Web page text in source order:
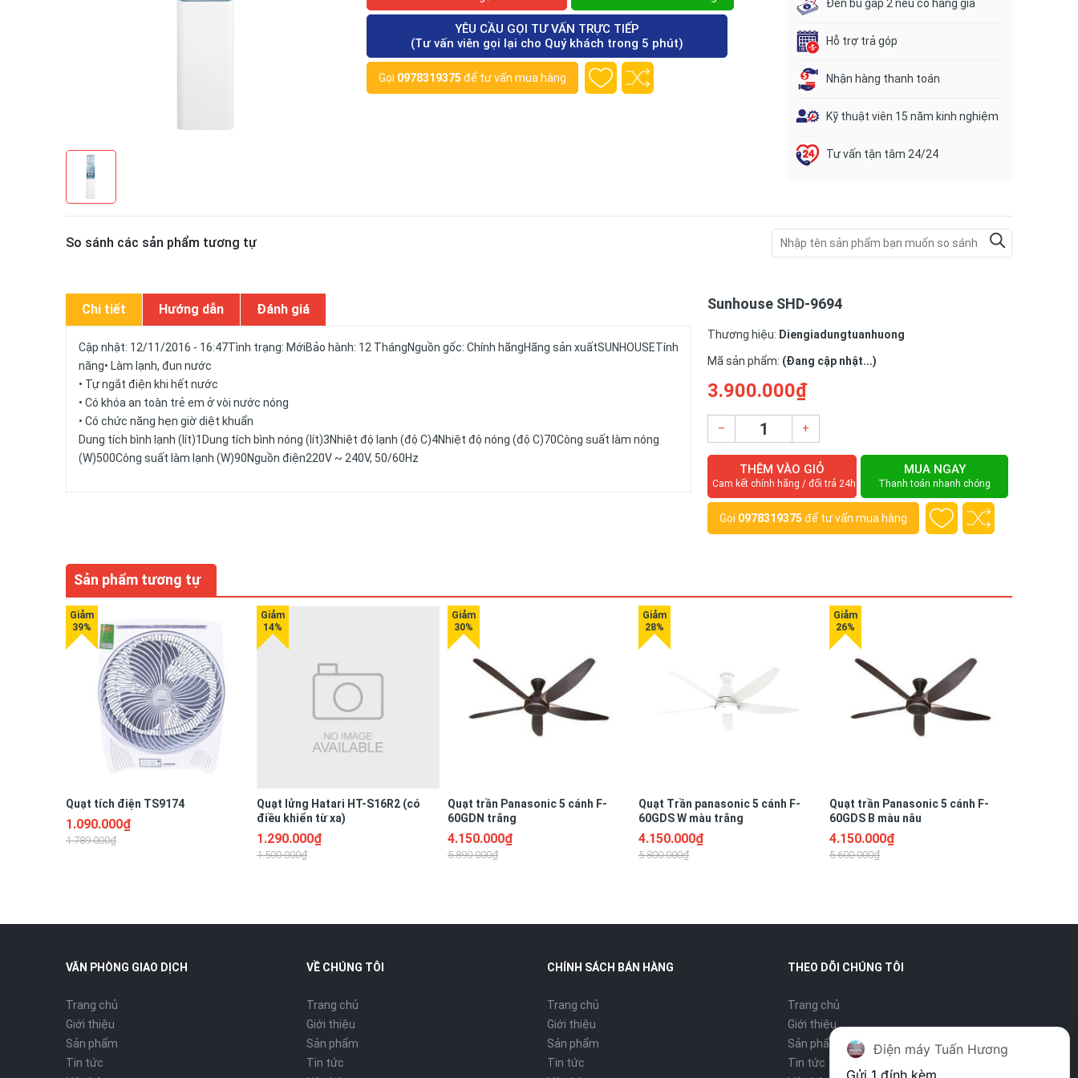
YÊU CẦU GỌI TƯ VẤN TRỰC TIẾP
(Tư vấn viên gọi lại cho Quý khách trong 5 phút)
Gọi 0978319375 để tư vấn mua hàng
Đền bù gấp 2 nếu có hàng giả
Hỗ trợ trả góp
Nhận hàng thanh toán
Kỹ thuật viên 15 năm kinh nghiệm
Tư vấn tận tâm 24/24
So sánh các sản phẩm tương tự
Chi tiết Hướng dẫn Đánh giá
Cập nhật: 12/11/2016 - 16:47Tình trạng: MớiBảo hành: 12 ThángNguồn gốc: Chính hãngHãng sản xuấtSUNHOUSETính
năng• Làm lạnh, đun nước
• Tự ngắt điện khi hết nước
• Có khóa an toàn trẻ em ở vòi nước nóng
• Có chức năng hẹn giờ diệt khuẩn
Dung tích bình lạnh (lít)1Dung tích bình nóng (lít)3Nhiệt độ lạnh (độ C)4Nhiệt độ nóng (độ C)70Công suất làm nóng
(W)500Công suất làm lạnh (W)90Nguồn điện220V ~ 240V, 50/60Hz
Sunhouse SHD-9694
Thương hiệu: Diengiadungtuanhuong
Mã sản phẩm: (Đang cập nhật...)
3.900.000₫
– +
THÊM VÀO GIỎ
Cam kết chính hãng / đổi trả 24h
MUA NGAY
Thanh toán nhanh chóng
Gọi 0978319375 để tư vấn mua hàng
Sản phẩm tương tự
Quạt tích điện TS9174
1.090.000₫
1.789.000₫
Quạt lửng Hatari HT-S16R2 (có
điều khiển từ xa)
1.290.000₫
1.500.000₫
Quạt trần Panasonic 5 cánh F-
60GDN trắng
4.150.000₫
5.890.000₫
Quạt Trần panasonic 5 cánh F-
60GDS W màu trắng
4.150.000₫
5.800.000₫
Quạt trần Panasonic 5 cánh F-
60GDS B màu nâu
4.150.000₫
5.600.000₫
VĂN PHÒNG GIAO DỊCH
Trang chủ
Giới thiệu
Sản phẩm
Tin tức
VỀ CHÚNG TÔI
Trang chủ
Giới thiệu
Sản phẩm
Tin tức
CHÍNH SÁCH BÁN HÀNG
Trang chủ
Giới thiệu
Sản phẩm
Tin tức
THEO DÕI CHÚNG TÔI
Trang chủ
Giới thiệu
Sản phẩm
Tin tức
Điện máy Tuấn Hương
Gửi 1 đính kèm